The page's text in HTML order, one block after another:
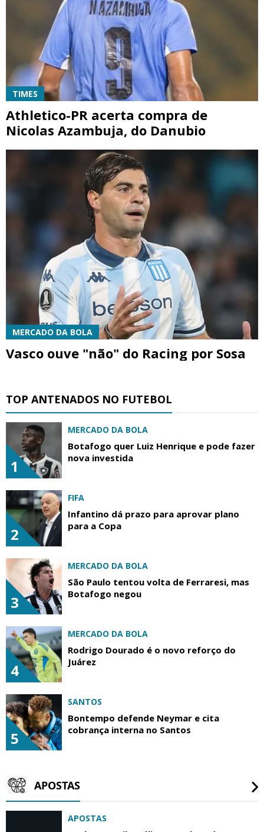
TIMES
Athletico-PR acerta compra de
Nicolas Azambuja, do Danubio
MERCADO DA BOLA
Vasco ouve "não" do Racing por Sosa
TOP ANTENADOS NO FUTEBOL
1
MERCADO DA BOLA
Botafogo quer Luiz Henrique e pode fazer
nova investida
2
FIFA
Infantino dá prazo para aprovar plano
para a Copa
3
MERCADO DA BOLA
São Paulo tentou volta de Ferraresi, mas
Botafogo negou
4
MERCADO DA BOLA
Rodrigo Dourado é o novo reforço do
Juárez
5
SANTOS
Bontempo defende Neymar e cita
cobrança interna no Santos
APOSTAS
APOSTAS